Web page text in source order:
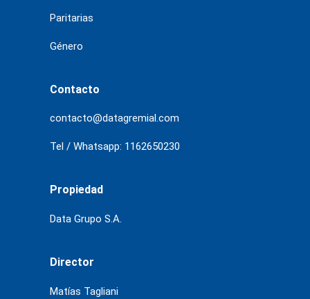
Paritarias
Género
Contacto
contacto@datagremial.com
Tel / Whatsapp: 1162650230
Propiedad
Data Grupo S.A.
Director
Matías Tagliani